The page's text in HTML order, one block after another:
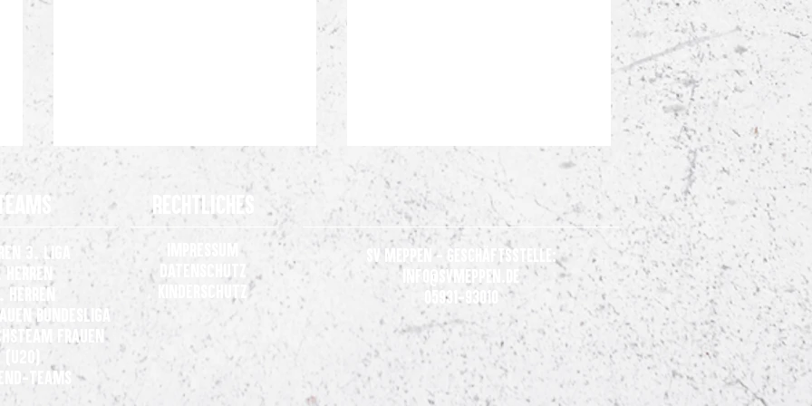
Gelungene Generalprobe: SV
Meppen gewinnt 3:0 beim VfL
Osnabrück
Gemeinsames Statement der Clubs
der 3. Liga
Teams
3. Liga
Herren
Herren
Bundesliga
Frauen
(U20)
Teams
Rechtliches
Impressum
SV Meppen - Geschäftsstelle:
Info@svmeppen.de
05931-93010